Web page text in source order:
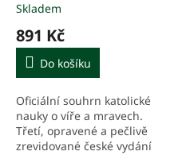
Průměrné
hodnocení
produktu
5,0
5
hvězdiček.
Skladem
891 Kč
Do košíku
Oficiální souhrn katolické
nauky o víře a mravech.
Třetí, opravené a pečlivě
zrevidované české vydání